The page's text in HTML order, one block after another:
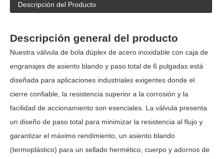
Descripción del Producto
Descripción general del producto
Nuestra válvula de bola dúplex de acero inoxidable con caja de
engranajes de asiento blando y paso total de 6 pulgadas está
diseñada para aplicaciones industriales exigentes donde el
cierre confiable, la resistencia superior a la corrosión y la
facilidad de accionamiento son esenciales. La válvula presenta
un diseño de paso total para minimizar la resistencia al flujo y
garantizar el máximo rendimiento, un asiento blando
(termoplástico) para un sellado hermético, cuerpo y adornos de